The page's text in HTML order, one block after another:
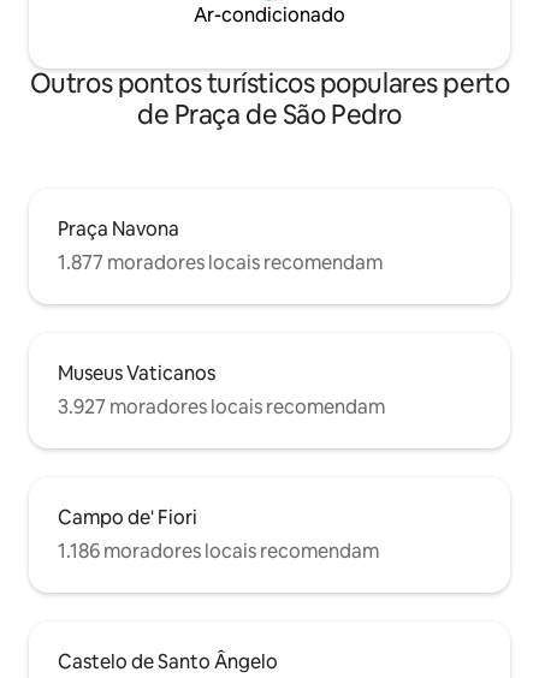
Ar-condicionado
Outros pontos turísticos populares perto
de Praça de São Pedro
Praça Navona
1.877 moradores locais recomendam
Museus Vaticanos
3.927 moradores locais recomendam
Campo de' Fiori
1.186 moradores locais recomendam
Castelo de Santo Ângelo